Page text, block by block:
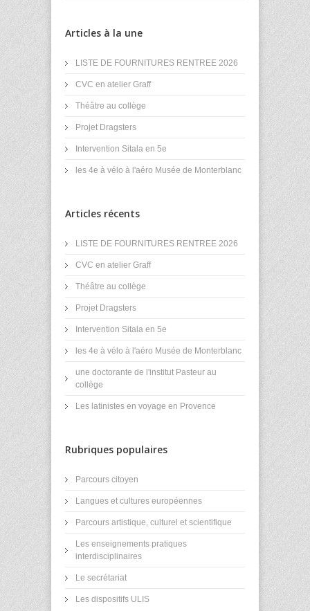
Articles à la une
LISTE DE FOURNITURES RENTREE 2026
CVC en atelier Graff
Théâtre au collège
Projet Dragsters
Intervention Sitala en 5e
les 4e à vélo à l'aéro Musée de Monterblanc
Articles récents
LISTE DE FOURNITURES RENTREE 2026
CVC en atelier Graff
Théâtre au collège
Projet Dragsters
Intervention Sitala en 5e
les 4e à vélo à l'aéro Musée de Monterblanc
une doctorante de l'institut Pasteur au
collège
Les latinistes en voyage en Provence
Rubriques populaires
Parcours citoyen
Langues et cultures européennes
Parcours artistique, culturel et scientifique
Les enseignements pratiques
interdisciplinaires
Le secrétariat
Les dispositifs ULIS